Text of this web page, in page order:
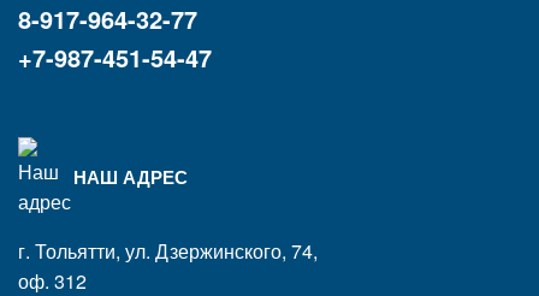
8-917-964-32-77
+7-987-451-54-47
НАШ АДРЕС
г. Тольятти, ул. Дзержинского, 74,
оф. 312